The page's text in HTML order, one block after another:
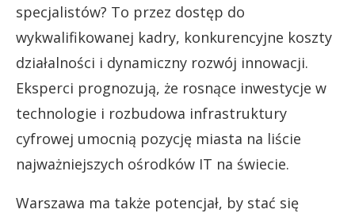
specjalistów? To przez dostęp do
wykwalifikowanej kadry, konkurencyjne koszty
działalności i dynamiczny rozwój innowacji.
Eksperci prognozują, że rosnące inwestycje w
technologie i rozbudowa infrastruktury
cyfrowej umocnią pozycję miasta na liście
najważniejszych ośrodków IT na świecie.
Warszawa ma także potencjał, by stać się